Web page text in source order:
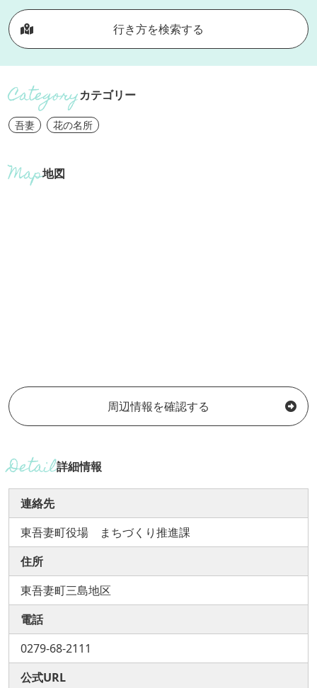
行き方を検索する
カテゴリー
吾妻 花の名所
地図
周辺情報を確認する
詳細情報
連絡先
東吾妻町役場 まちづくり推進課
住所
東吾妻町三島地区
電話
0279-68-2111
公式URL